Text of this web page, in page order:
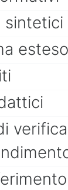
sintetici
esteso
verifica